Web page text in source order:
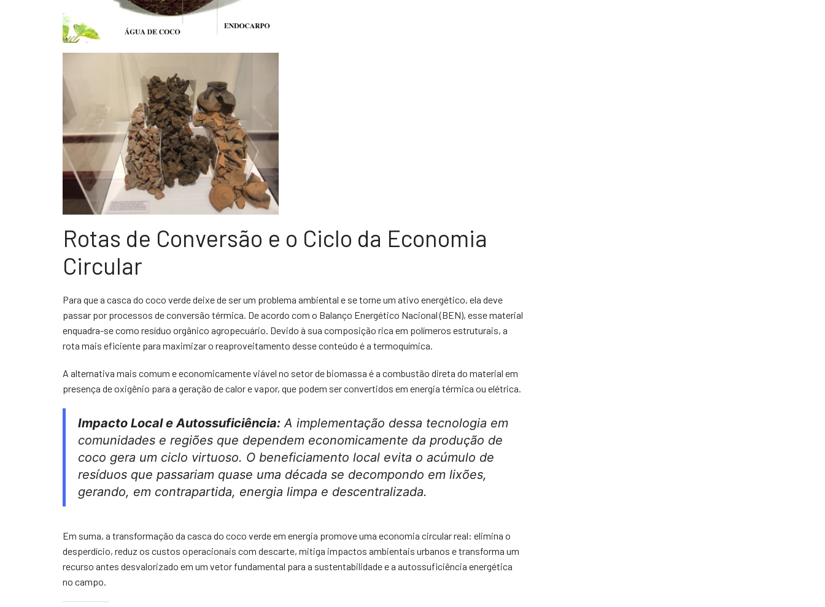
Rotas de Conversão e o Ciclo da Economia
Circular
Para que a casca do coco verde deixe de ser um problema ambiental e se torne um ativo energético, ela deve
passar por processos de conversão térmica. De acordo com o Balanço Energético Nacional (BEN), esse material
enquadra-se como resíduo orgânico agropecuário. Devido à sua composição rica em polímeros estruturais, a
rota mais eficiente para maximizar o reaproveitamento desse conteúdo é a termoquímica.
A alternativa mais comum e economicamente viável no setor de biomassa é a combustão direta do material em
presença de oxigênio para a geração de calor e vapor, que podem ser convertidos em energia térmica ou elétrica.
Impacto Local e Autossuficiência: A implementação dessa tecnologia em
comunidades e regiões que dependem economicamente da produção de
coco gera um ciclo virtuoso. O beneficiamento local evita o acúmulo de
resíduos que passariam quase uma década se decompondo em lixões,
gerando, em contrapartida, energia limpa e descentralizada.
Em suma, a transformação da casca do coco verde em energia promove uma economia circular real: elimina o
desperdício, reduz os custos operacionais com descarte, mitiga impactos ambientais urbanos e transforma um
recurso antes desvalorizado em um vetor fundamental para a sustentabilidade e a autossuficiência energética
no campo.